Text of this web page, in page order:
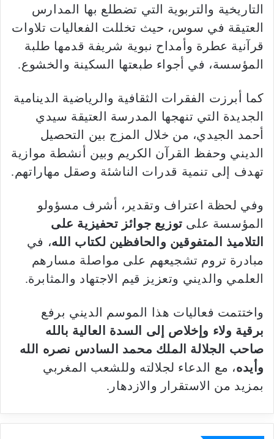
التاريخية والتربوية التي تضطلع بها المدارس
العتيقة في سوس، حيث تخللت الفعاليات تلاوات
قرآنية عطرة وأمداح نبوية شريفة قدمها طلبة
المؤسسة، في أجواء طبعتها السكينة والخشوع.
كما أبرزت الفقرات الثقافية والرياضية الدينامية
الجديدة التي تنهجها المدرسة العتيقة سيدي
أحمد الجيدي، من خلال المزج بين التحصيل
الديني وحفظ القرآن الكريم وبين أنشطة موازية
تهدف إلى تنمية قدرات الناشئة وصقل مهاراتهم.
وفي لحظة اعتراف وتقدير، أشرف مسؤولو
المؤسسة على توزيع جوائز تحفيزية على
التلاميذ المتفوقين والحافظين لكتاب الله، في
مبادرة تروم تشجيعهم على مواصلة مسارهم
العلمي والديني وتعزيز قيم الاجتهاد والمثابرة.
واختتمت فعاليات هذا الموسم الديني برفع
برقية ولاء وإخلاص إلى السدة العالية بالله
صاحب الجلالة الملك محمد السادس نصره الله
وأيده، مع الدعاء لجلالته وللشعب المغربي
بمزيد من الاستقرار والازدهار.